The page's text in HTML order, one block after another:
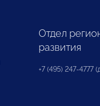
Отдел
развития
+7 (495) 247-4777